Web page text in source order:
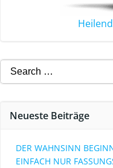
Neueste Beiträge
DER WAHNSINN
EINFACH NUR